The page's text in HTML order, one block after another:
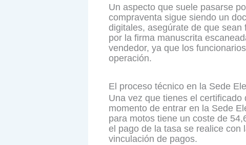
Un aspecto que suele pasarse
compraventa sigue siendo un
digitales, asegúrate de que
por la firma manuscrita
vendedor, ya que los
operación.
El proceso técnico en la Sede
Una vez que tienes el
momento de entrar en la Sede
para motos tiene un coste de
el pago de la tasa se realice con
vinculación de pagos.